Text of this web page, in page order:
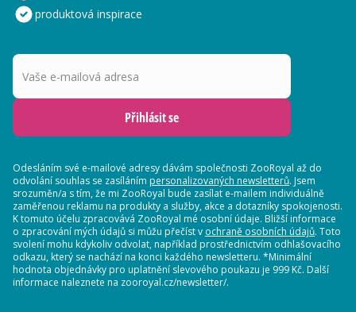
produktová inspirace
Vaše e-mailová adresa
Přihlásit se
Odesláním své e-mailové adresy dávám společnosti ZooRoyal až do
odvolání souhlas se zasíláním personalizovaných newsletterů. Jsem
srozuměn/a s tím, že mi ZooRoyal bude zasílat e-mailem individuálně
zaměřenou reklamu na produkty a služby, akce a dotazníky spokojenosti.
K tomuto účelu zpracovává ZooRoyal mé osobní údaje. Bližší informace
o zpracování mých údajů si můžu přečíst v ochraně osobních údajů. Toto
svolení mohu kdykoliv odvolat, například prostřednictvím odhlašovacího
odkazu, který se nachází na konci každého newsletteru. *Minimální
hodnota objednávky pro uplatnění slevového poukazu je 999 Kč. Další
informace naleznete na zooroyal.cz/newsletter/.